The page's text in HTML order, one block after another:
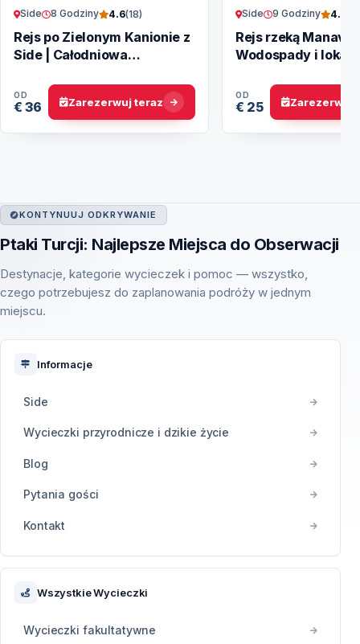
Side 8 Godziny 4.6(18)
Rejs po Zielonym Kanionie z
Side | Całodniowa
OD
€ 36 Zarezerwuj teraz
Side 9 Godziny 4.8
Rejs rzeką
Wodospady i
OD
€ 25 Zarezerwuj
KONTYNUUJ ODKRYWANIE
Ptaki Turcji: Najlepsze Miejsca do Obserwacji
Destynacje, kategorie wycieczek i pomoc — wszystko,
czego potrzebujesz do zaplanowania podróży w jednym
miejscu.
Informacje
Side
Wycieczki przyrodnicze i dzikie życie
Blog
Pytania gości
Kontakt
Wszystkie Wycieczki
Wycieczki fakultatywne